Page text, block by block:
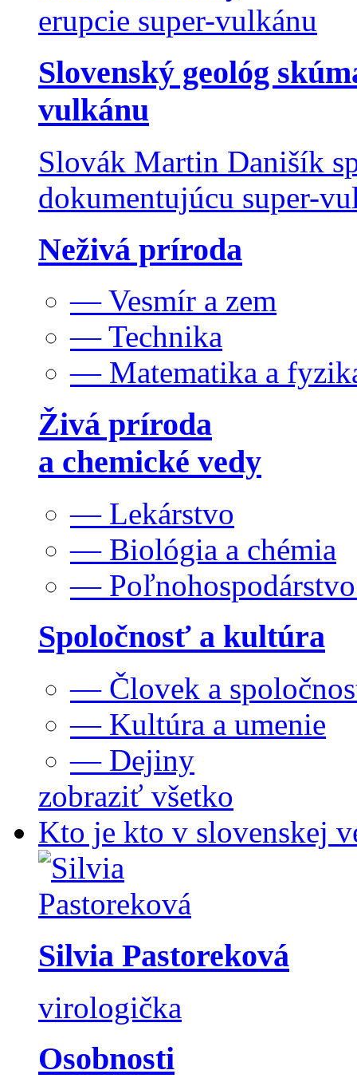
Slovenský geológ
vulkánu
Slovák Martin Danišík
dokumentujúcu super-
Neživá príroda
— Vesmír a zem
— Technika
— Matematika a
Živá príroda
a chemické vedy
— Lekárstvo
— Biológia a chémia
—
Spoločnosť a kultúra
— Človek a
— Kultúra a umenie
— Dejiny
zobraziť všetko
Kto je kto v slovenskej
Silvia Pastoreková
virologička
Osobnosti